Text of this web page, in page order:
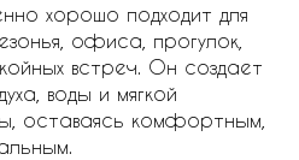
хорошо подходит для
офиса, прогулок,
встреч. Он создает
воды и мягкой
оставаясь комфортным,